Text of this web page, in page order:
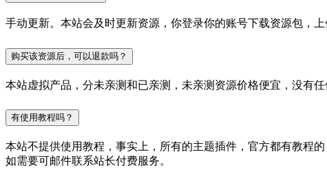
手动更新。本站会及时更新资源，你登录你的账号下载资源包，
购买该资源后，可以退款吗？
本站虚拟产品，分未亲测和已亲测，未亲测资源价格便宜，没有
有使用教程吗？
本站不提供使用教程，事实上，所有的主题插件，官方都有教程
如需要可邮件联系站长付费服务。